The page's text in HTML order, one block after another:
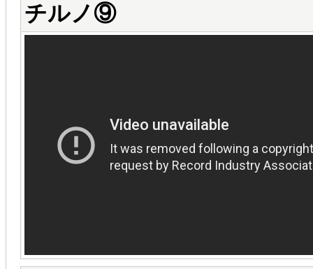
チルノ⑨